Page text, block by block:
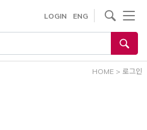
LOGIN ENG
HOME > 로그인